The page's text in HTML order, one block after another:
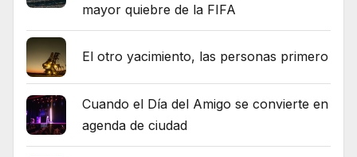
mayor quiebre de la FIFA
El otro yacimiento, las personas primero
Cuando el Día del Amigo se convierte en
agenda de ciudad